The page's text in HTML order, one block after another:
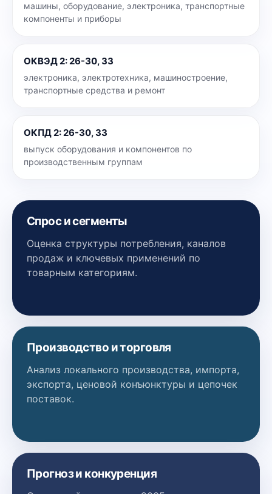
машины, оборудование, электроника, транспортные
компоненты и приборы
ОКВЭД 2:26-30, 33
электроника, электротехника, машиностроение,
транспортные средства и ремонт
ОКПД 2:26-30, 33
выпуск оборудования и компонентов по
производственным группам
Спрос и сегменты
Оценка структуры потребления, каналов
продаж и ключевых применений по
товарным категориям.
Производство и торговля
Анализ локального производства, импорта,
экспорта, ценовой конъюнктуры и цепочек
поставок.
Прогноз и конкуренция